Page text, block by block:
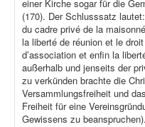
einer Kirche sogar für die
(170). Der Schlusssatz
du cadre privé de la
la liberté de réunion et le
d’association et enfin la
außerhalb und jenseits der
zu verkünden brachte die
Versammlungsfreiheit und
Freiheit für eine
Gewissens zu beanspruchen).